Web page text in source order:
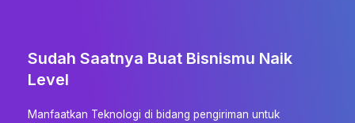
Sudah Saatnya Buat Bisnismu Naik
Level
Manfaatkan Teknologi di bidang pengiriman untuk